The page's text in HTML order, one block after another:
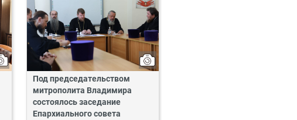
Под председательством
митрополита Владимира
состоялось заседание
Епархиального совета